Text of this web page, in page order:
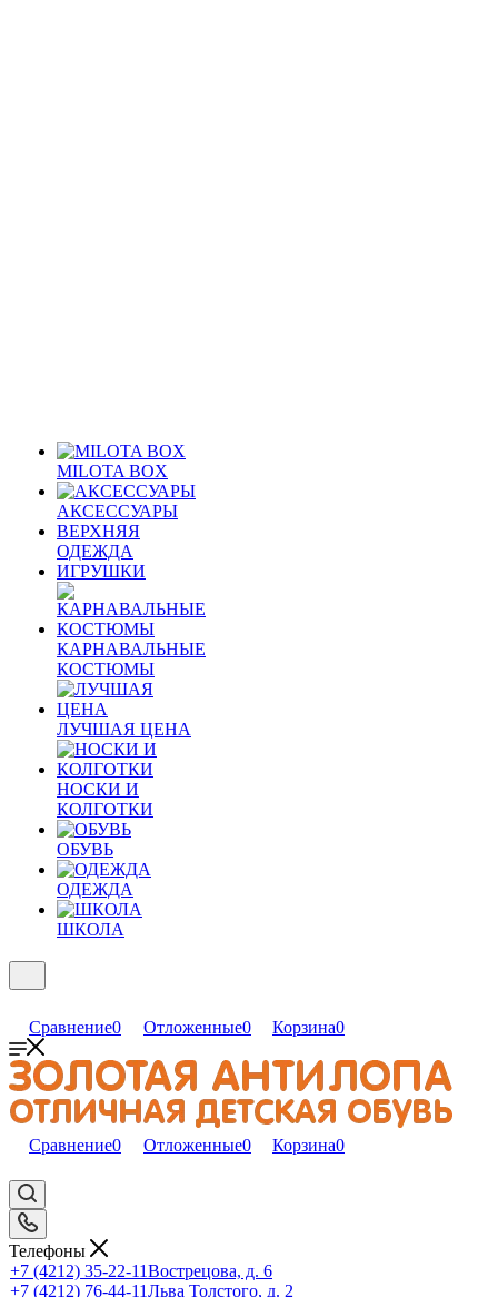
MILOTA BOX
АКСЕССУАРЫ
ВЕРХНЯЯ
ОДЕЖДА
ИГРУШКИ
КАРНАВАЛЬНЫЕ
КОСТЮМЫ
ЛУЧШАЯ ЦЕНА
НОСКИ И
КОЛГОТКИ
ОБУВЬ
ОДЕЖДА
ШКОЛА
Сравнение0 Отложенные0 Корзина0
Сравнение0 Отложенные0 Корзина0
Телефоны
+7 (4212) 35-22-11Вострецова, д. 6
+7 (4212) 76-44-11Льва Толстого, д. 2